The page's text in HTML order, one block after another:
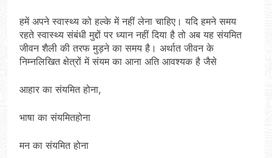
हमें अपने स्वास्थ्य को हल्के में नहीं लेना चाहिए। यदि हमने समय
रहते स्वास्थ्य संबंधी मुद्दों पर ध्यान नहीं दिया है तो अब यह संयमित
जीवन शैली की तरफ मुड़ने का समय है। अर्थात जीवन के
निम्नलिखित क्षेत्रों में संयम का आना अति आवश्यक है जैसे
आहार का संयमित होना,
भाषा का संयमितहोना
मन का संयमित होना